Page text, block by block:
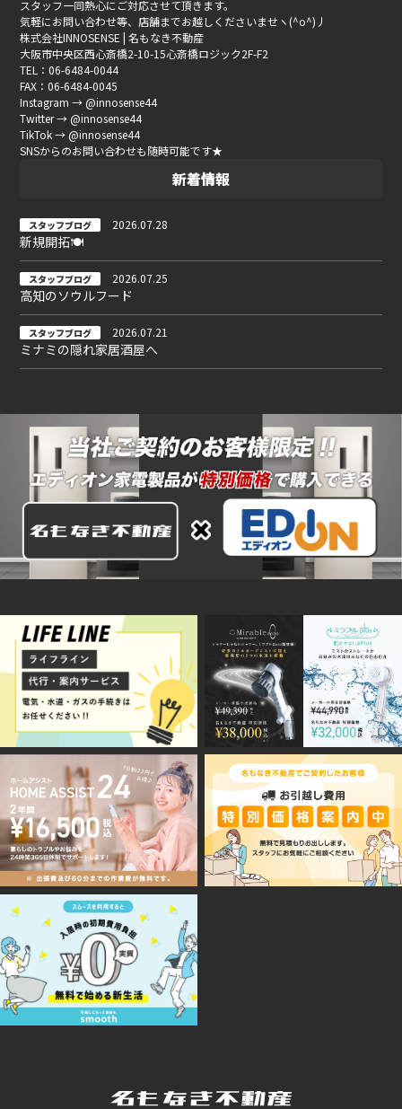
スタッフ一同熱心にご対応させて頂きます。
気軽にお問い合わせ等、店舗までお越しくださいませヽ(^o^)丿
株式会社INNOSENSE | 名もなき不動産
大阪市中央区西心斎橋2-10-15心斎橋ロジック2F-F2
TEL：06-6484-0044
FAX：06-6484-0045
Instagram → @innosense44
Twitter → @innosense44
TikTok → @innosense44
SNSからのお問い合わせも随時可能です★
新着情報
スタッフブログ 2026.07.28
新規開拓🍽
スタッフブログ 2026.07.25
高知のソウルフード
スタッフブログ 2026.07.21
ミナミの隠れ家居酒屋へ